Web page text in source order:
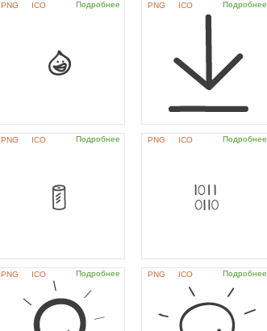
PNG ICO Подробнее PNG ICO Подробнее
PNG ICO Подробнее PNG ICO Подробнее
PNG ICO Подробнее PNG ICO Подробнее